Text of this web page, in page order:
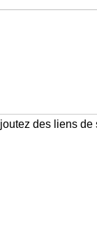
des liens